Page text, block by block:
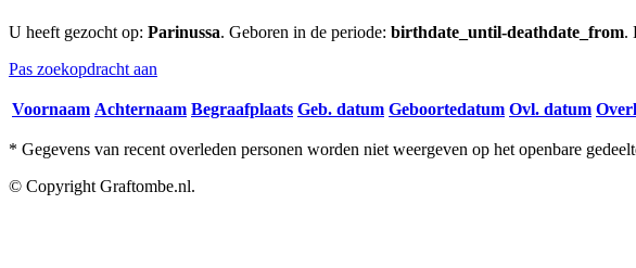
U heeft gezocht op: Parinussa. Geboren in de periode: birthdate_until-deathdate_from.
Pas zoekopdracht aan
Voornaam Achternaam Begraafplaats Geb. datum Geboortedatum Ovl. datum
* Gegevens van recent overleden personen worden niet weergeven op het openbare
© Copyright Graftombe.nl.